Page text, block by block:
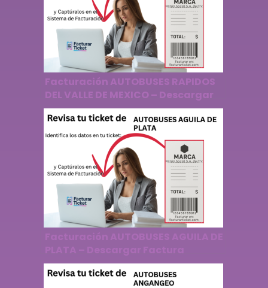
Facturación AUTOBUSES RAPIDOS
DEL VALLE DE MEXICO – Descargar
Factura